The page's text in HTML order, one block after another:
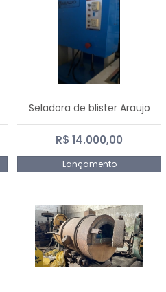
Seladora de blister Araujo
R$ 14.000,00
Lançamento